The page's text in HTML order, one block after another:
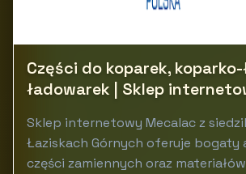
Części do koparek,
ładowarek | Sklep
Sklep internetowy Mecalac z
Łaziskach Górnych oferuje bogaty
części zamiennych oraz materiałów